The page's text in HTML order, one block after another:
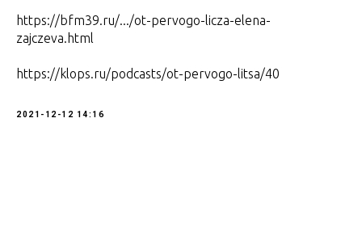
https://bfm39.ru/.../ot-pervogo-licza-elena-
zajczeva.html
https://klops.ru/podcasts/ot-pervogo-litsa/40
2021-12-12 14:16